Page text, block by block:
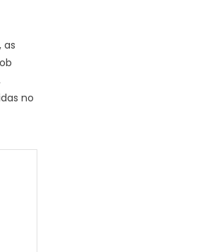
as
no